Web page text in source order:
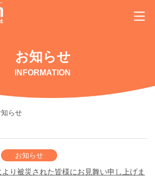
お知らせ
INFORMATION
知らせ
お知らせ
り被災された皆様にお見舞い申し上げま